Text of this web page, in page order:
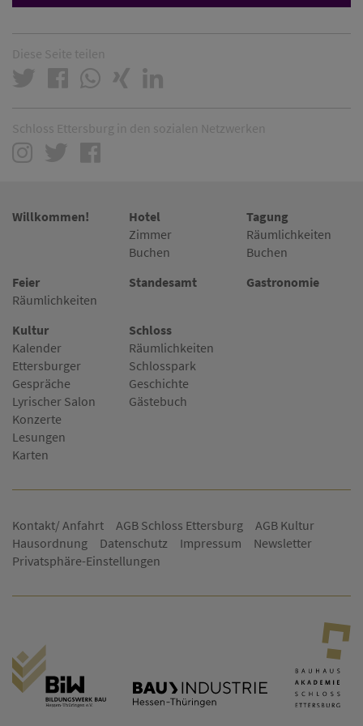
Diese Seite teilen
Schloss Ettersburg in den sozialen Netzwerken
Willkommen!
Hotel
Zimmer
Buchen
Tagung
Räumlichkeiten
Buchen
Feier
Räumlichkeiten
Standesamt Gastronomie
Kultur
Kalender
Ettersburger
Gespräche
Lyrischer Salon
Konzerte
Lesungen
Karten
Schloss
Räumlichkeiten
Schlosspark
Geschichte
Gästebuch
Kontakt/ Anfahrt AGB Schloss Ettersburg
AGB Kultur
Hausordnung
Datenschutz Impressum
Newsletter
Privatsphäre-Einstellungen